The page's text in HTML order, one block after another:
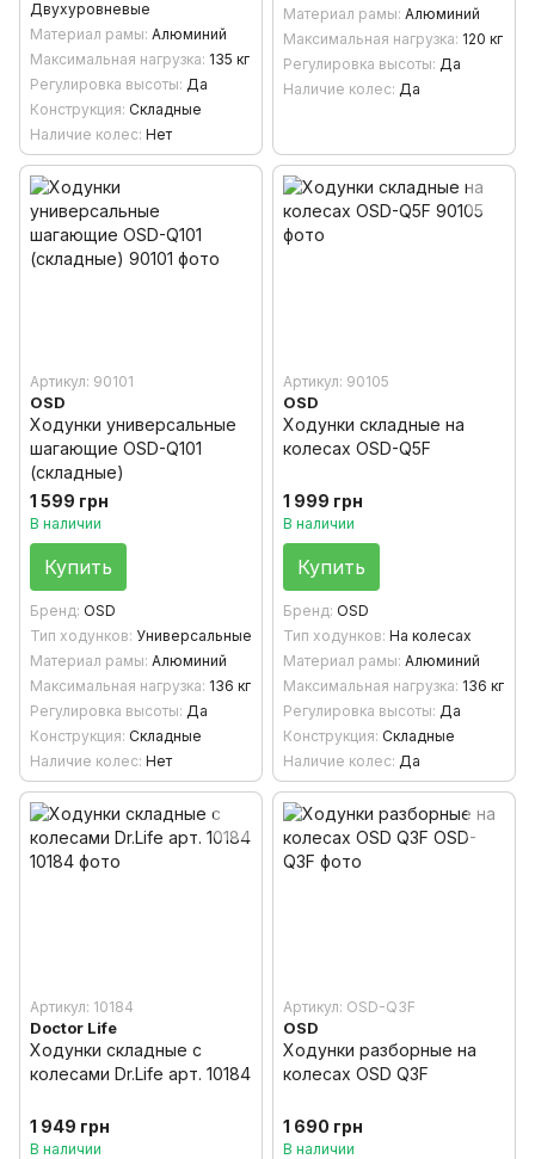
Двухуровневые
Материал рамы Алюминий
Максимальная нагрузка 135 кг
Регулировка высоты Да
Конструкция Складные
Наличие колес Нет
Материал рамы Алюминий
Максимальная нагрузка 120 кг
Регулировка высоты Да
Наличие колес Да
Артикул: 90101
OSD
Ходунки универсальные
шагающие OSD-Q101
(складные)
1 599 грн
В наличии
Купить
Бренд OSD
Тип ходунков Универсальные
Материал рамы Алюминий
Максимальная нагрузка 136 кг
Регулировка высоты Да
Конструкция Складные
Наличие колес Нет
Артикул: 90105
OSD
Ходунки складные на
колесах OSD-Q5F
1 999 грн
В наличии
Купить
Бренд OSD
Тип ходунков На колесах
Материал рамы Алюминий
Максимальная нагрузка 136 кг
Регулировка высоты Да
Конструкция Складные
Наличие колес Да
Артикул: 10184
Doctor Life
Ходунки складные с
колесами Dr.Life арт. 10184
1 949 грн
В наличии
Артикул: OSD-Q3F
OSD
Ходунки разборные на
колесах OSD Q3F
1 690 грн
В наличии